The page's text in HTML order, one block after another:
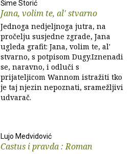
Šime Storić
Jana, volim te, al' stvarno
Jednoga nedjeljnoga jutra, na
pročelju susjedne zgrade, Jana
ugleda grafit: Jana, volim te, al'
stvarno, s potpisom Dugy.Iznenadi
se, naravno, i odluči s
prijateljicom Wannom istražiti tko
je taj njezin nepoznati, sramežljivi
udvarač.
Lujo Medvidović
Castus i pravda : Roman